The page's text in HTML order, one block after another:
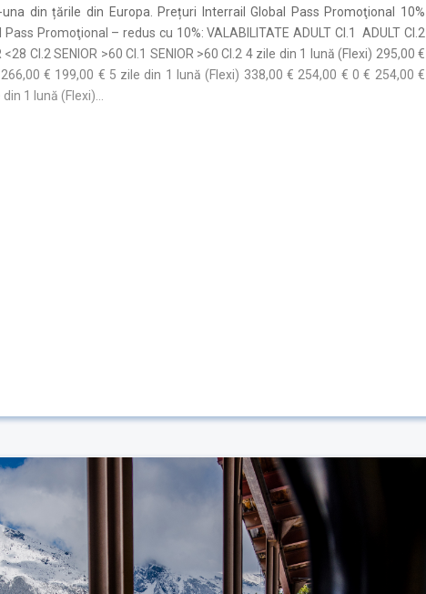
din țările din Europa. Prețuri Interrail Global Pass Promoţional 10%
Promoţional – redus cu 10%: VALABILITATE ADULT Cl.1 ADULT Cl.2
Cl.2 SENIOR >60 Cl.1 SENIOR >60 Cl.2 4 zile din 1 lună (Flexi) 295,00 €
€ 199,00 € 5 zile din 1 lună (Flexi) 338,00 € 254,00 € 0 € 254,00 €
1 lună (Flexi)…